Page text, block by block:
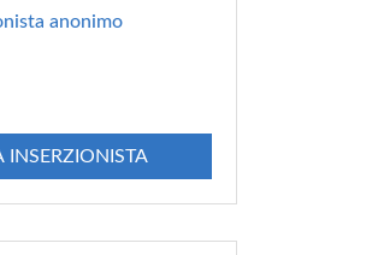
anonimo
INSERZIONISTA